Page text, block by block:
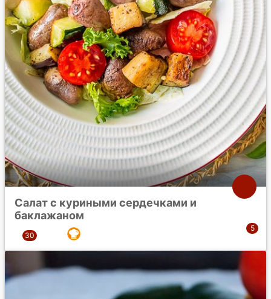
Салат с куриными сердечками и
баклажаном